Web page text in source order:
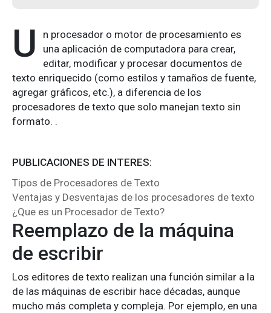
U
n procesador o motor de procesamiento es
una aplicación de computadora para crear,
editar, modificar y procesar documentos de
texto enriquecido (como estilos y tamaños de fuente,
agregar gráficos, etc.), a diferencia de los
procesadores de texto que solo manejan texto sin
formato. .
PUBLICACIONES DE INTERES:
Tipos de Procesadores de Texto
Ventajas y Desventajas de los procesadores de texto
¿Que es un Procesador de Texto?
Reemplazo de la máquina
de escribir
Los editores de texto realizan una función similar a la
de las máquinas de escribir hace décadas, aunque
mucho más completa y compleja. Por ejemplo, en una